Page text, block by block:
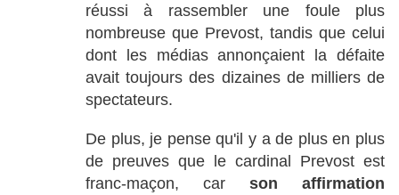
réussi à rassembler une foule plus
nombreuse que Prevost, tandis que celui
dont les médias annonçaient la défaite
avait toujours des dizaines de milliers de
spectateurs.
De plus, je pense qu'il y a de plus en plus
de preuves que le cardinal Prevost est
franc-maçon, car son affirmation